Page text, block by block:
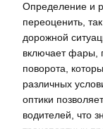
Определение и
переоценить,
дорожной
включает фары,
поворота,
различных
оптики
водителей, что